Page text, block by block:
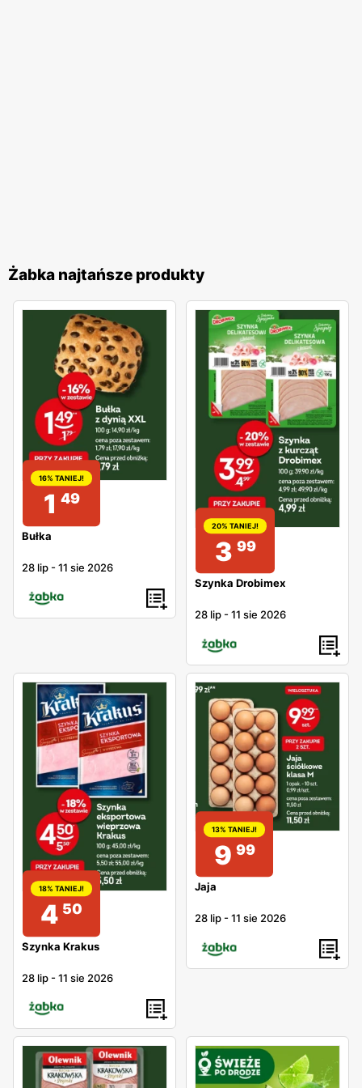
Żabka najtańsze produkty
16% TANIEJ!
1 49
Bułka
28 lip -11 sie 2026
20% TANIEJ!
3 99
Szynka Drobimex
28 lip -11 sie 2026
18% TANIEJ!
4 50
Szynka Krakus
28 lip -11 sie 2026
13% TANIEJ!
9 99
Jaja
28 lip -11 sie 2026